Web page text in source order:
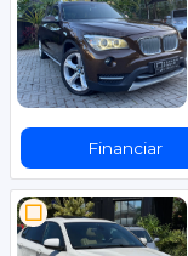
Financiar